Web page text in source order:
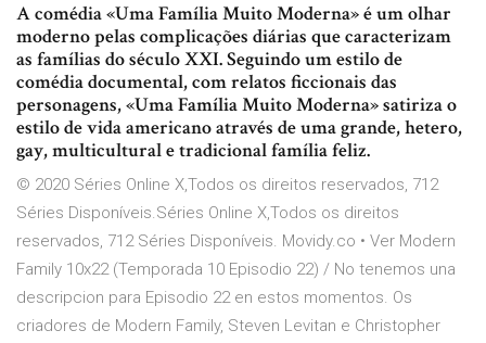
A comédia «Uma Família Muito Moderna» é um olhar
moderno pelas complicações diárias que caracterizam
as famílias do século XXI. Seguindo um estilo de
comédia documental, com relatos ficcionais das
personagens, «Uma Família Muito Moderna» satiriza o
estilo de vida americano através de uma grande, hetero,
gay, multicultural e tradicional família feliz.
© 2020 Séries Online X,Todos os direitos reservados, 712
Séries Disponíveis.Séries Online X,Todos os direitos
reservados, 712 Séries Disponíveis. Movidy.co • Ver Modern
Family 10x22 (Temporada 10 Episodio 22) / No tenemos una
descripcion para Episodio 22 en estos momentos. Os
criadores de Modern Family, Steven Levitan e Christopher